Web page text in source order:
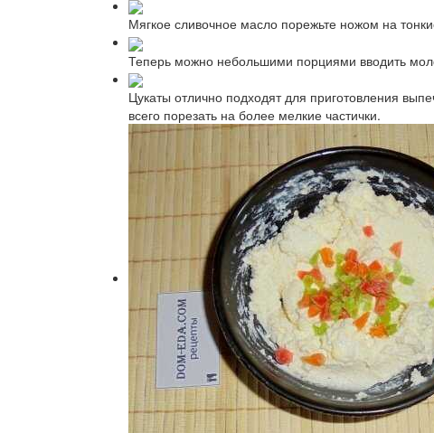
Мягкое сливочное масло порежьте ножом на
Теперь можно небольшими порциями вводить
Цукаты отлично подходят для приготовления
всего порезать на более мелкие частички.